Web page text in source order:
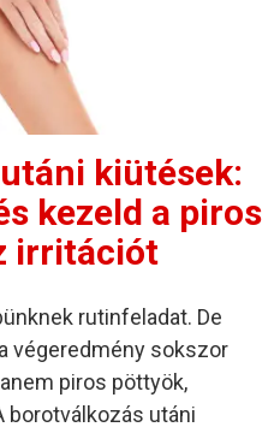
kiütések:
kezeld a piros
irritációt
rutinfeladat. De
végeredmény sokszor
piros pöttyök,
borotválkozás utáni